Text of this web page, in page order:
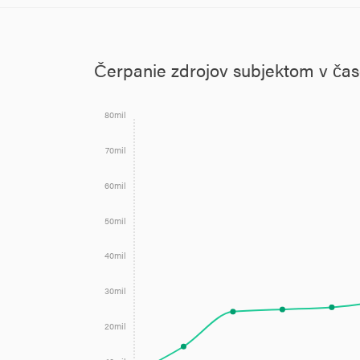
Čerpanie zdrojov subjektom v
20mil
30mil
40mil
50mil
60mil
70mil
80mil